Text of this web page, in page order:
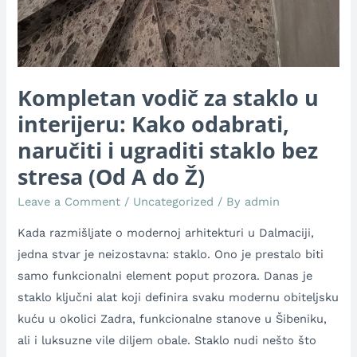
Kompletan vodič za staklo u
interijeru: Kako odabrati,
naručiti i ugraditi staklo bez
stresa (Od A do Ž)
Leave a Comment / Uncategorized / By admin
Kada razmišljate o modernoj arhitekturi u Dalmaciji,
jedna stvar je neizostavna: staklo. Ono je prestalo biti
samo funkcionalni element poput prozora. Danas je
staklo ključni alat koji definira svaku modernu obiteljsku
kuću u okolici Zadra, funkcionalne stanove u Šibeniku,
ali i luksuzne vile diljem obale. Staklo nudi nešto što
Ž)